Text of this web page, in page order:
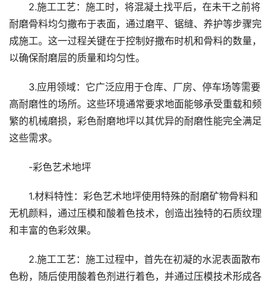
2.施工工艺：施工时，将混凝土找平后，在未干之前将
耐磨骨料均匀撒布于表面，通过磨平、锯缝、养护等步骤完
成施工。这一过程关键在于控制好撒布时机和骨料的数量，
以确保耐磨层的质量和均匀性。
3.应用领域：它广泛应用于仓库、厂房、停车场等需要
高耐磨性的场所。这些环境通常要求地面能够承受重载和频
繁的机械磨损，彩色耐磨地坪以其优异的耐磨性能完全满足
这些需求。
-彩色艺术地坪
1.材料特性：彩色艺术地坪使用特殊的耐磨矿物骨料和
无机颜料，通过压模和酸着色技术，创造出独特的石质纹理
和丰富的色彩效果。
2.施工工艺：施工过程中，首先在初凝的水泥表面散布
色粉，随后使用酸着色剂进行着色，并通过压模技术形成各